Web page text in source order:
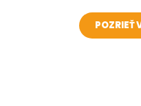
POZRIEŤ